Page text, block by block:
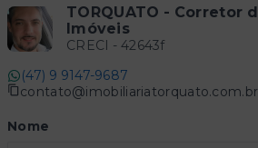
TORQUATO - Corretor
Imóveis
CRECI - 42643f
(47) 9 9147-9687
contato@imobiliariatorquato.com.br
Nome